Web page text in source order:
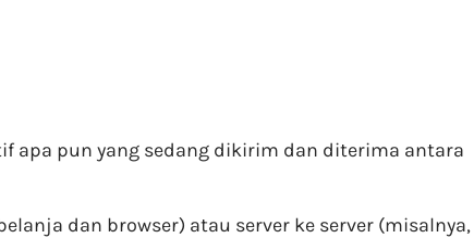
apa pun yang sedang dikirim dan diterima antara
dan browser) atau server ke server (misalnya,